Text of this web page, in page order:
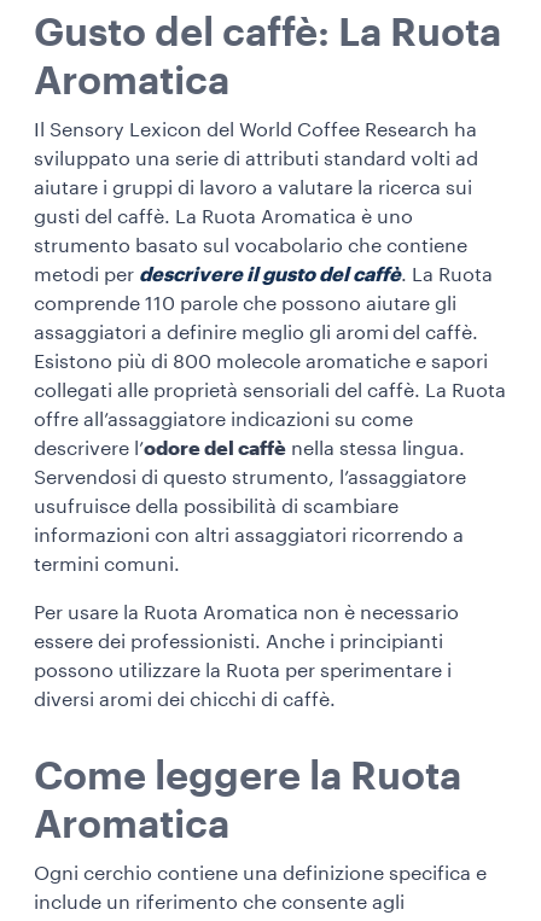
Gusto del caffè: La Ruota
Aromatica
Il Sensory Lexicon del World Coffee Research ha
sviluppato una serie di attributi standard volti ad
aiutare i gruppi di lavoro a valutare la ricerca sui
gusti del caffè. La Ruota Aromatica è uno
strumento basato sul vocabolario che contiene
metodi per descrivere il gusto del caffè. La Ruota
comprende 110 parole che possono aiutare gli
assaggiatori a definire meglio gli aromi del caffè.
Esistono più di 800 molecole aromatiche e sapori
collegati alle proprietà sensoriali del caffè. La Ruota
offre all’assaggiatore indicazioni su come
descrivere l’odore del caffè nella stessa lingua.
Servendosi di questo strumento, l’assaggiatore
usufruisce della possibilità di scambiare
informazioni con altri assaggiatori ricorrendo a
termini comuni.
Per usare la Ruota Aromatica non è necessario
essere dei professionisti. Anche i principianti
possono utilizzare la Ruota per sperimentare i
diversi aromi dei chicchi di caffè.
Come leggere la Ruota
Aromatica
Ogni cerchio contiene una definizione specifica e
include un riferimento che consente agli